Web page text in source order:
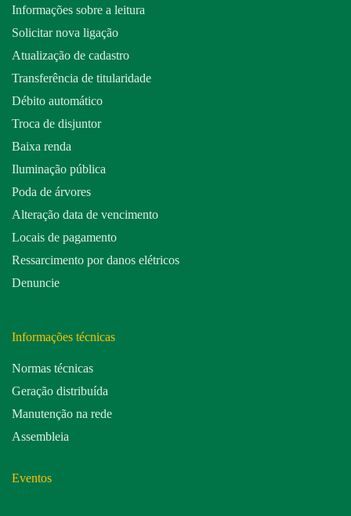
Informações sobre a leitura
Solicitar nova ligação
Atualização de cadastro
Transferência de titularidade
Débito automático
Troca de disjuntor
Baixa renda
Iluminação pública
Poda de árvores
Alteração data de vencimento
Locais de pagamento
Ressarcimento por danos elétricos
Denuncie
Informações técnicas
Normas técnicas
Geração distribuída
Manutenção na rede
Assembleia
Eventos